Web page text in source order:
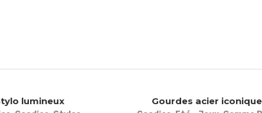
lumineux Gourdes acier iconique